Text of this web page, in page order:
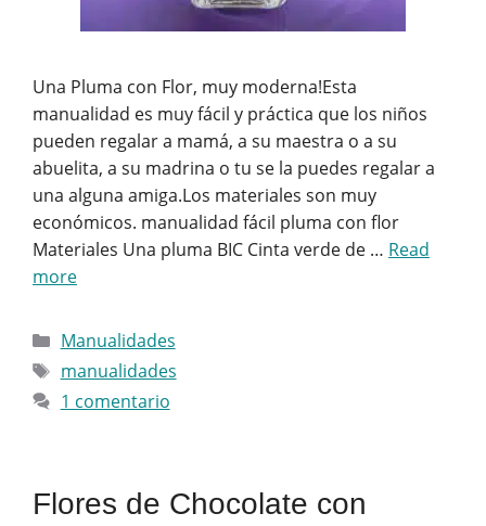
Una Pluma con Flor, muy moderna!Esta
manualidad es muy fácil y práctica que los niños
pueden regalar a mamá, a su maestra o a su
abuelita, a su madrina o tu se la puedes regalar a
una alguna amiga.Los materiales son muy
económicos. manualidad fácil pluma con flor
Materiales Una pluma BIC Cinta verde de … Read
more
Categorías
Manualidades
Etiquetas
manualidades
1 comentario
Flores de Chocolate con